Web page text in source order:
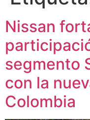
Nissan
segmento
con la
Colombia